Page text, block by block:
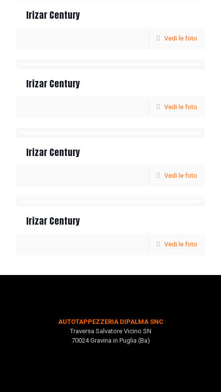
Irizar Century
Vedi le foto
Irizar Century
Vedi le foto
Irizar Century
Vedi le foto
Irizar Century
Vedi le foto
AUTOTAPPEZZERIA DIPALMA SNC
Traversa Salvatore Vicino SN
70024 Gravina in Puglia (Ba)